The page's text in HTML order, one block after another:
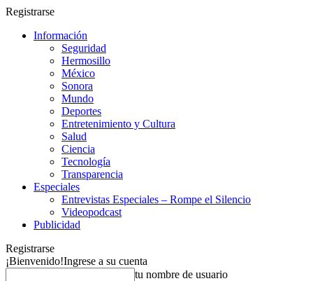
Registrarse
Información
Seguridad
Hermosillo
México
Sonora
Mundo
Deportes
Entretenimiento y Cultura
Salud
Ciencia
Tecnología
Transparencia
Especiales
Entrevistas Especiales – Rompe el Silencio
Videopodcast
Publicidad
Registrarse
¡Bienvenido!Ingrese a su cuenta
tu nombre de usuario